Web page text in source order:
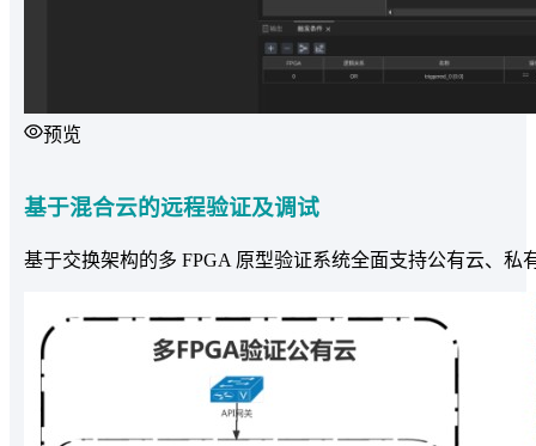
预览
基于混合云的远程验证及调试
基于交换架构的多 FPGA 原型验证系统全面支持公有云、